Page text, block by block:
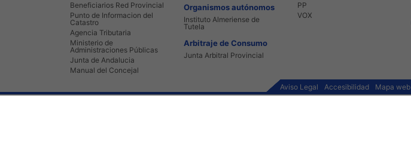
Beneficiarios Red Provincial
Punto de Informacion del
Catastro
Agencia Tributaria
Ministerio de
Administraciones Públicas
Junta de Andalucia
Manual del Concejal
Organismos autónomos
Instituto Almeriense de
Tutela
Arbitraje de Consumo
Junta Arbitral Provincial
PP
VOX
Aviso Legal Accesibilidad Mapa web